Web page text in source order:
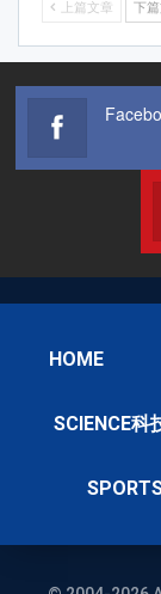
上篇文章 下
HOME
SCIENCE科